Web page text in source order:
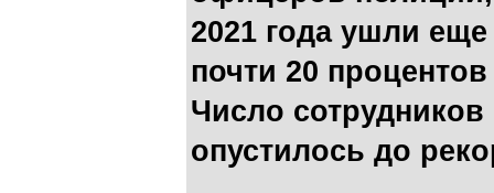
2021 года ушли еще
почти 20
Число сотрудников
опустилось до